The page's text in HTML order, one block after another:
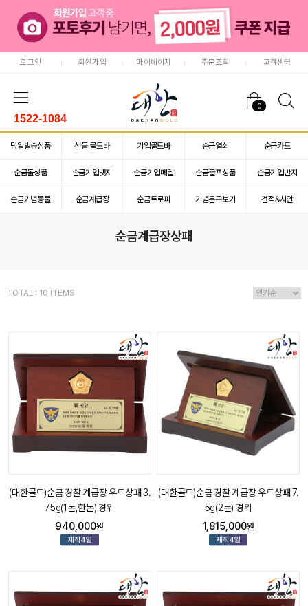
로그인 회원가입 마이페이지 주문조회 고객센터
0
1522-1084
당일발송상품 선물 골드바 기업골드바 순금열쇠 순금카드
순금돌상품 순금기업뱃지 순금기업메달 순금골프상품 순금기업반지
순금기념동물 순금계급장 순금트로피 기념문구보기 견적&시안
순금계급장상패
TOTAL : 10 ITEMS
(대한골드)순금 경찰 계급장 우드상패 3.
75g(1돈,한돈) 경위
940,000원
(대한골드)순금 경찰 계급장 우드상패 7.
5g(2돈) 경위
1,815,000원